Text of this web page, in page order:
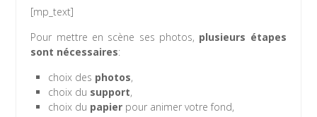
[mp_text]
Pour mettre en scène ses photos, plusieurs étapes
sont nécessaires:
choix des photos,
choix du support,
choix du papier pour animer votre fond,